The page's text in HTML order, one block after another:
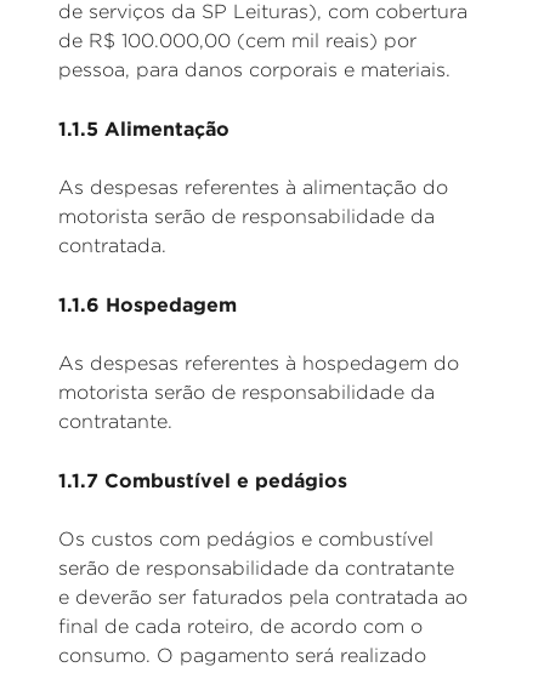
de serviços da SP Leituras), com cobertura
de R$ 100.000,00 (cem mil reais) por
pessoa, para danos corporais e materiais.
1.1.5 Alimentação
As despesas referentes à alimentação do
motorista serão de responsabilidade da
contratada.
1.1.6 Hospedagem
As despesas referentes à hospedagem do
motorista serão de responsabilidade da
contratante.
1.1.7 Combustível e pedágios
Os custos com pedágios e combustível
serão de responsabilidade da contratante
e deverão ser faturados pela contratada ao
final de cada roteiro, de acordo com o
consumo. O pagamento será realizado